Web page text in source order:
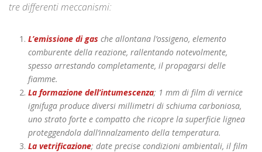
tre differenti meccanismi:
L’emissione di gas che allontana l’ossigeno, elemento
comburente della reazione, rallentando notevolmente,
spesso arrestando completamente, il propagarsi delle
fiamme.
La formazione dell’intumescenza; 1 mm di film di vernice
ignifuga produce diversi millimetri di schiuma carboniosa,
uno strato forte e compatto che ricopre la superficie lignea
proteggendola dall’innalzamento della temperatura.
La vetrificazione; date precise condizioni ambientali, il film